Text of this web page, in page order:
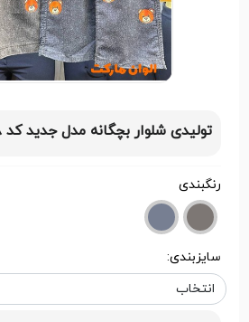
تولیدی شلوار بچگانه مدل جدید کد G3478
رنگبندی
سایزبندی: